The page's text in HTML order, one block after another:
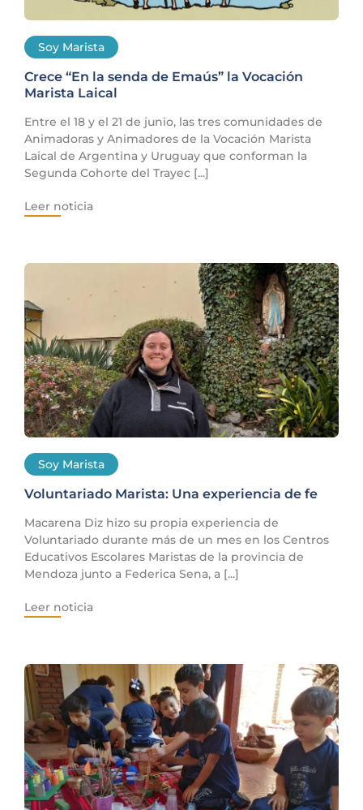
Soy Marista
Crece “En la senda de Emaús” la Vocación
Marista Laical
Entre el 18 y el 21 de junio, las tres comunidades de
Animadoras y Animadores de la Vocación Marista
Laical de Argentina y Uruguay que conforman la
Segunda Cohorte del Trayec [...]
Leer noticia
Soy Marista
Voluntariado Marista: Una experiencia de fe
Macarena Diz hizo su propia experiencia de
Voluntariado durante más de un mes en los Centros
Educativos Escolares Maristas de la provincia de
Mendoza junto a Federica Sena, a [...]
Leer noticia